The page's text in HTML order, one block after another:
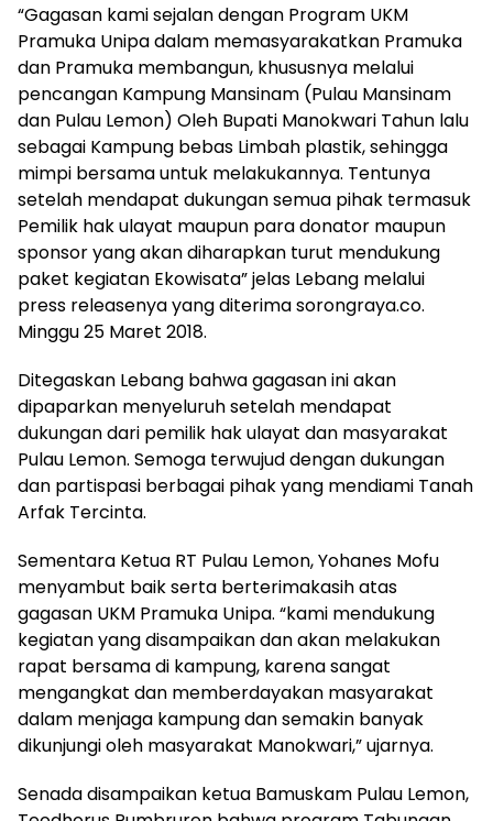
“Gagasan kami sejalan dengan Program UKM
Pramuka Unipa dalam memasyarakatkan Pramuka
dan Pramuka membangun, khususnya melalui
pencangan Kampung Mansinam (Pulau Mansinam
dan Pulau Lemon) Oleh Bupati Manokwari Tahun lalu
sebagai Kampung bebas Limbah plastik, sehingga
mimpi bersama untuk melakukannya. Tentunya
setelah mendapat dukungan semua pihak termasuk
Pemilik hak ulayat maupun para donator maupun
sponsor yang akan diharapkan turut mendukung
paket kegiatan Ekowisata” jelas Lebang melalui
press releasenya yang diterima sorongraya.co.
Minggu 25 Maret 2018.
Ditegaskan Lebang bahwa gagasan ini akan
dipaparkan menyeluruh setelah mendapat
dukungan dari pemilik hak ulayat dan masyarakat
Pulau Lemon. Semoga terwujud dengan dukungan
dan partispasi berbagai pihak yang mendiami Tanah
Arfak Tercinta.
Sementara Ketua RT Pulau Lemon, Yohanes Mofu
menyambut baik serta berterimakasih atas
gagasan UKM Pramuka Unipa. “kami mendukung
kegiatan yang disampaikan dan akan melakukan
rapat bersama di kampung, karena sangat
mengangkat dan memberdayakan masyarakat
dalam menjaga kampung dan semakin banyak
dikunjungi oleh masyarakat Manokwari,” ujarnya.
Senada disampaikan ketua Bamuskam Pulau Lemon,